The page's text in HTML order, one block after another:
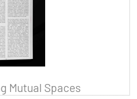
Mutual Spaces